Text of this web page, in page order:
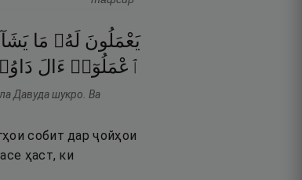
يَعْمَلُونَ لَهُۥ مَا
ٱعْمَلُوٓا۟ ءَالَ
Давуда шукро. Ва
собит дар ҷойҳои
ҳаст, ки